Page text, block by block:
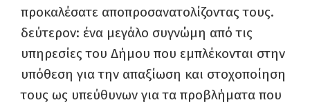
προκαλέσατε αποπροσανατολίζοντας τους.
δεύτερον: ένα μεγάλο συγνώμη από τις
υπηρεσίες του Δήμου που εμπλέκονται στην
υπόθεση για την απαξίωση και στοχοποίηση
τους ως υπεύθυνων για τα προβλήματα που